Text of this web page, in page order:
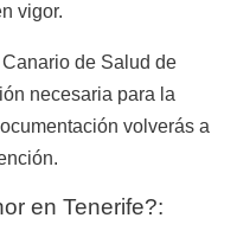
vigor.
de Salud de
necesaria para la
volverás a
en Tenerife?: